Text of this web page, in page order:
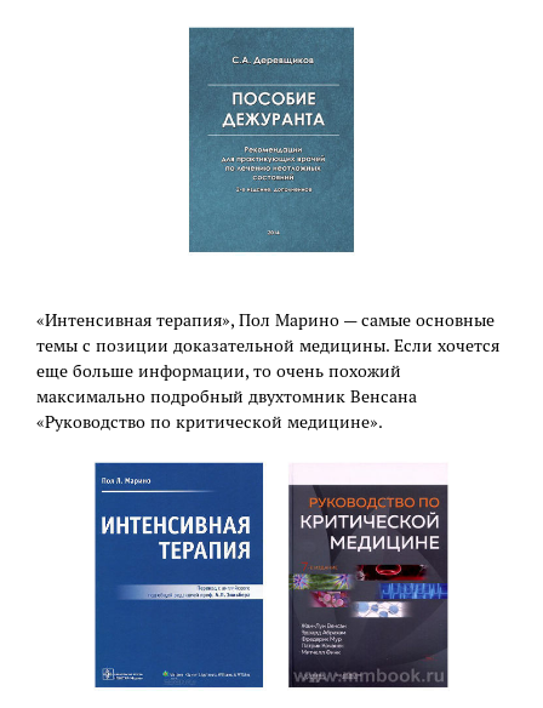
«Интенсивная терапия», Пол Марино — самые основные
темы с позиции доказательной медицины. Если хочется
еще больше информации, то очень похожий
максимально подробный двухтомник Венсана
«Руководство по критической медицине».